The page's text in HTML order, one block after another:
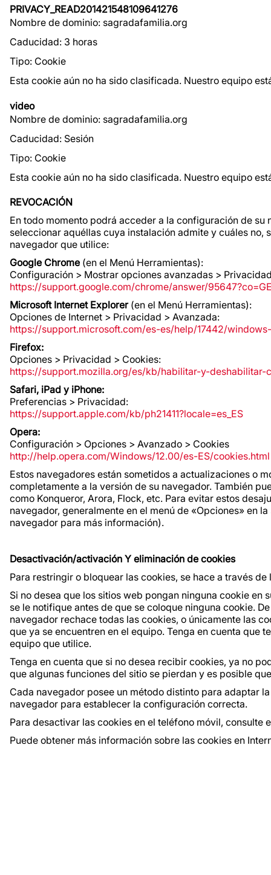
PRIVACY_READ201421548109641276
Nombre de dominio: sagradafamilia.org
Caducidad: 3 horas
Tipo: Cookie
Esta cookie aún no ha sido clasificada. Nuestro equipo
video
Nombre de dominio: sagradafamilia.org
Caducidad: Sesión
Tipo: Cookie
Esta cookie aún no ha sido clasificada. Nuestro equipo
REVOCACIÓN
En todo momento podrá acceder a la configuración de
seleccionar aquéllas cuya instalación admite y cuáles
navegador que utilice:
Google Chrome (en el Menú Herramientas):
Configuración > Mostrar opciones avanzadas >
https://support.google.com/chrome/answer/
Microsoft Internet Explorer(en el Menú Herramientas):
Opciones de Internet > Privacidad > Avanzada:
https://support.microsoft.com/es-es/help/17442/
Firefox:
Opciones > Privacidad > Cookies:
https://support.mozilla.org/es/kb/habilitar-y-
Safari, iPad y iPhone:
Preferencias > Privacidad:
https://support.apple.com/kb/ph21411?locale=es_ES
Opera:
Configuración > Opciones > Avanzado > Cookies
http://help.opera.com/Windows/12.00/es-ES/cookies.html
Estos navegadores están sometidos a actualizaciones o
completamente a la versión de su navegador. También
como Konqueror, Arora, Flock, etc. Para evitar estos
navegador, generalmente en el menú de «Opciones» en
navegador para más información).
Desactivación/activación Y eliminación de cookies
Para restringir o bloquear las cookies, se hace a través
Si no desea que los sitios web pongan ninguna cookie
se le notifique antes de que se coloque ninguna cookie.
navegador rechace todas las cookies, o únicamente las
que ya se encuentren en el equipo. Tenga en cuenta
equipo que utilice.
Tenga en cuenta que si no desea recibir cookies, ya no
que algunas funciones del sitio se pierdan y es posible
Cada navegador posee un método distinto para adaptar
navegador para establecer la configuración correcta.
Para desactivar las cookies en el teléfono móvil,
Puede obtener más información sobre las cookies en